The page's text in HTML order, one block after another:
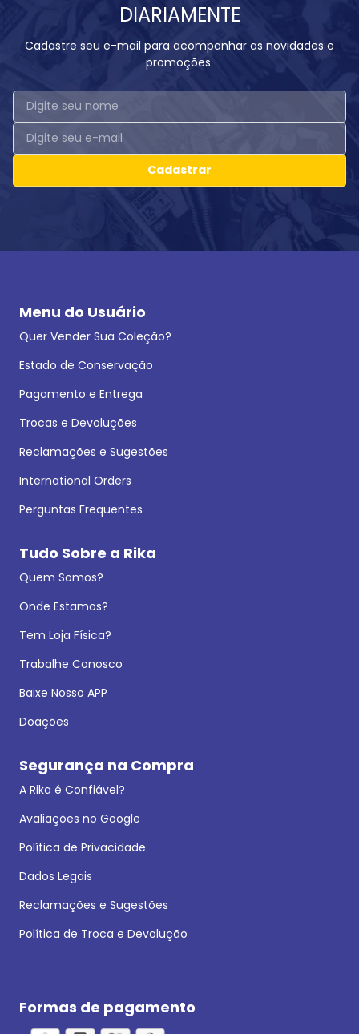
DIARIAMENTE
Cadastre seu e-mail para acompanhar as novidades e
promoções.
Cadastrar
Menu do Usuário
Quer Vender Sua Coleção?
Estado de Conservação
Pagamento e Entrega
Trocas e Devoluções
Reclamações e Sugestões
International Orders
Perguntas Frequentes
Tudo Sobre a Rika
Quem Somos?
Onde Estamos?
Tem Loja Física?
Trabalhe Conosco
Baixe Nosso APP
Doações
Segurança na Compra
A Rika é Confiável?
Avaliações no Google
Política de Privacidade
Dados Legais
Reclamações e Sugestões
Política de Troca e Devolução
Formas de pagamento